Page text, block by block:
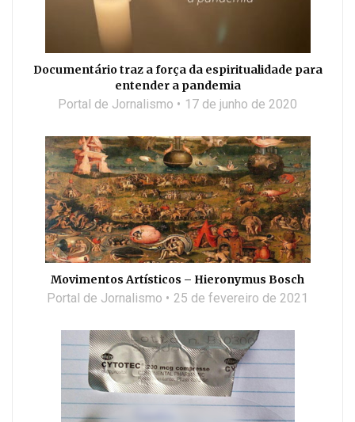
Documentário traz a força da espiritualidade para
entender a pandemia
Portal de Jornalismo 17 de junho de 2020
Movimentos Artísticos – Hieronymus Bosch
Portal de Jornalismo 25 de fevereiro de 2021